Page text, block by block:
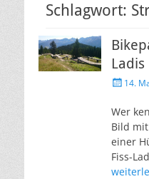
Schlagwort:
Ladis
14.
Wer
Bild
einer
Fiss-